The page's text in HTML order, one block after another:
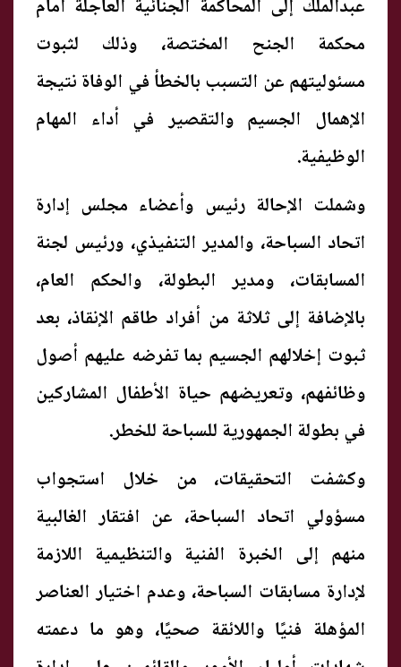
عبدالملك إلى المحاكمة الجنائية العاجلة أمام
محكمة الجنح المختصة، وذلك لثبوت
مسئوليتهم عن التسبب بالخطأ في الوفاة نتيجة
الإهمال الجسيم والتقصير في أداء المهام
الوظيفية.
وشملت الإحالة رئيس وأعضاء مجلس إدارة
اتحاد السباحة، والمدير التنفيذي، ورئيس لجنة
المسابقات، ومدير البطولة، والحكم العام،
بالإضافة إلى ثلاثة من أفراد طاقم الإنقاذ، بعد
ثبوت إخلالهم الجسيم بما تفرضه عليهم أصول
وظائفهم، وتعريضهم حياة الأطفال المشاركين
في بطولة الجمهورية للسباحة للخطر.
وكشفت التحقيقات، من خلال استجواب
مسؤولي اتحاد السباحة، عن افتقار الغالبية
منهم إلى الخبرة الفنية والتنظيمية اللازمة
لإدارة مسابقات السباحة، وعدم اختيار العناصر
المؤهلة فنيًا واللائقة صحيًا، وهو ما دعمته